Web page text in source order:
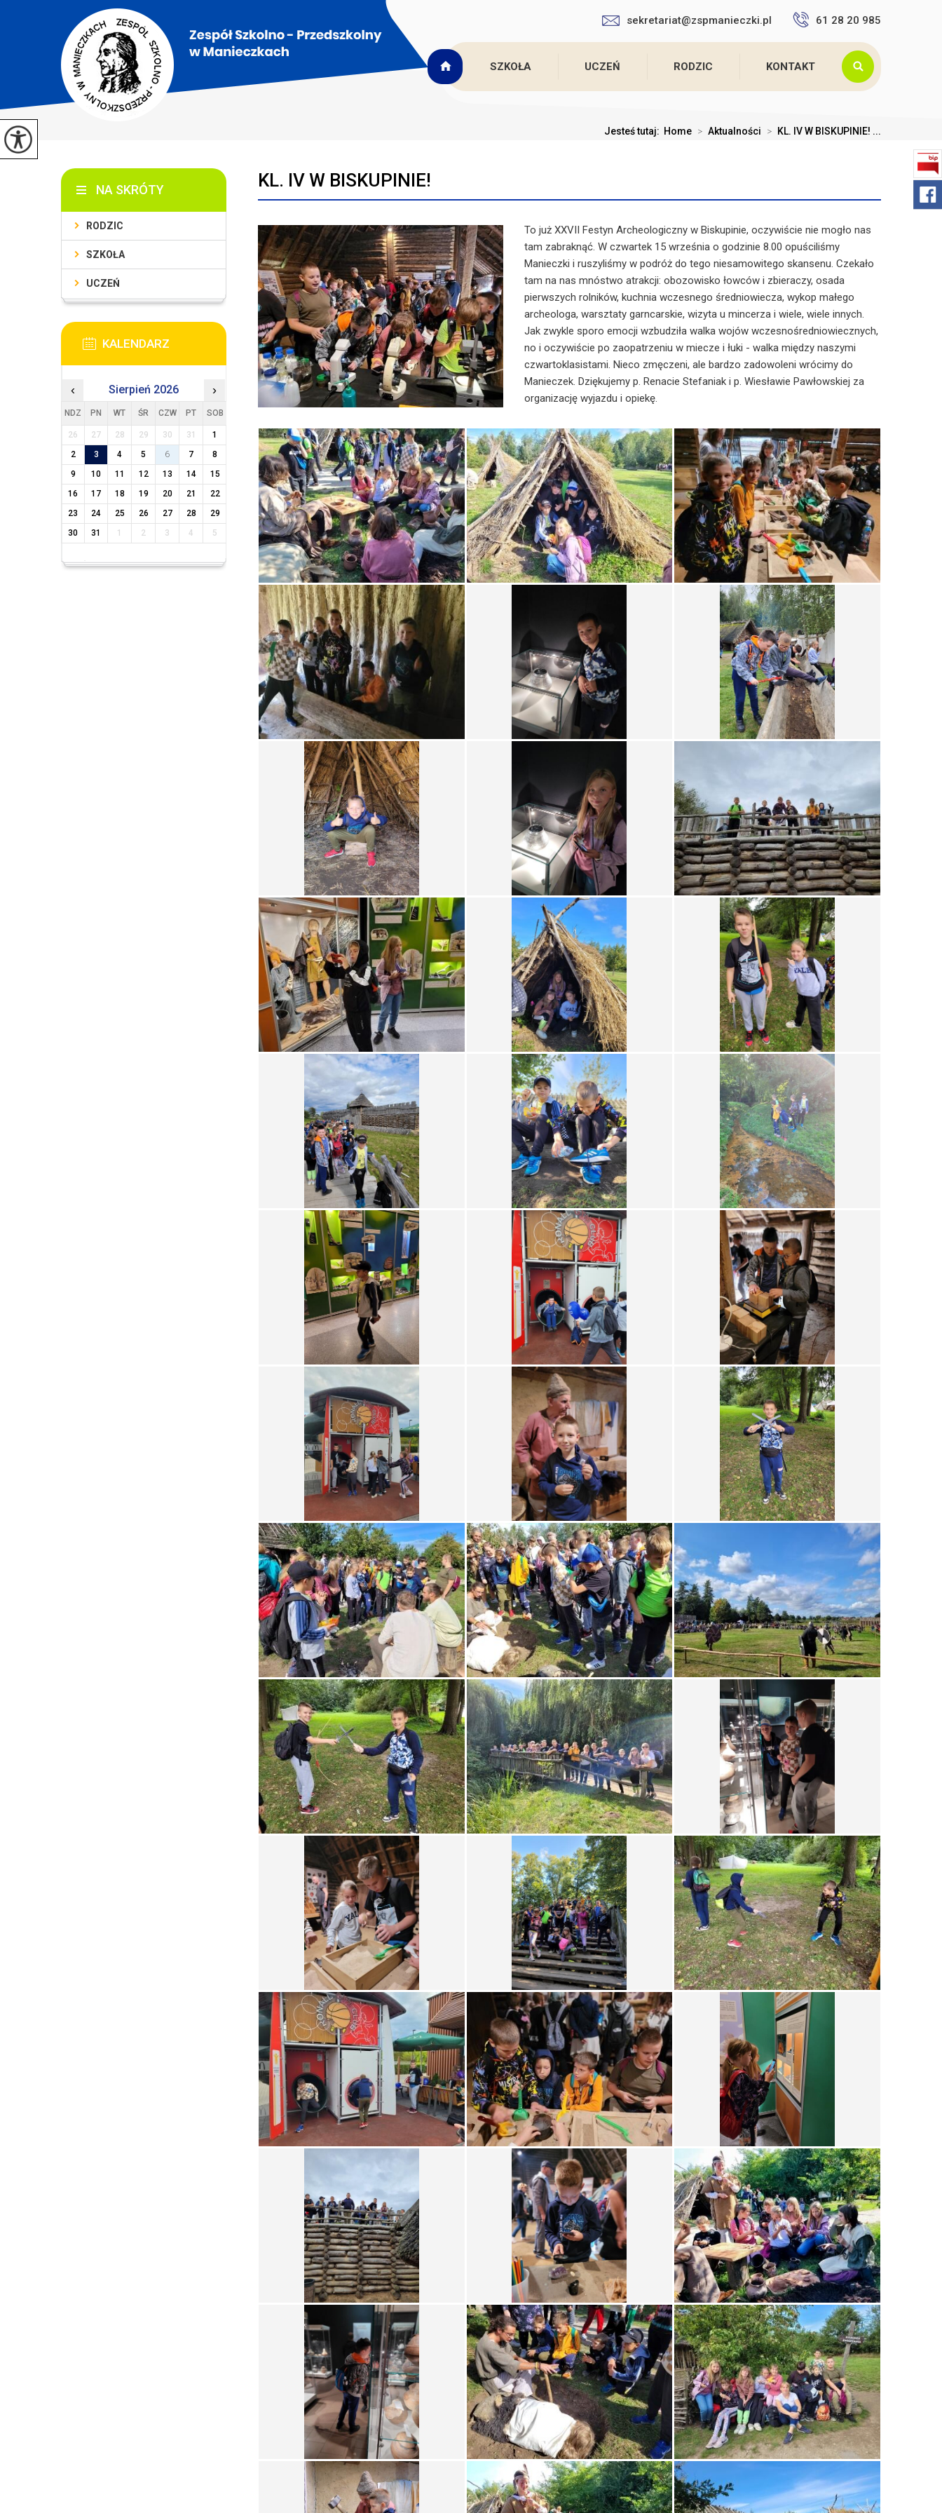
sekretariat@zspmanieczki.pl 61 28 20 985
SZKOŁA UCZEŃ RODZIC KONTAKT
Jesteś tutaj: Home > Aktualności > KL. IV W BISKUPINIE! ...
KL. IV W BISKUPINIE!
To już XXVII Festyn Archeologiczny w Biskupinie, oczywiście nie mogło nas
tam zabraknąć. W czwartek 15 września o godzinie 8.00 opuściliśmy
Manieczki i ruszyliśmy w podróż do tego niesamowitego skansenu. Czekało
tam na nas mnóstwo atrakcji: obozowisko łowców i zbieraczy, osada
pierwszych rolników, kuchnia wczesnego średniowiecza, wykop małego
archeologa, warsztaty garncarskie, wizyta u mincerza i wiele, wiele innych.
Jak zwykle sporo emocji wzbudziła walka wojów wczesnośredniowiecznych,
no i oczywiście po zaopatrzeniu w miecze i łuki - walka między naszymi
czwartoklasistami. Nieco zmęczeni, ale bardzo zadowoleni wrócimy do
Manieczek. Dziękujemy p. Renacie Stefaniak i p. Wiesławie Pawłowskiej za
organizację wyjazdu i opiekę.
NA SKRÓTY
RODZIC
SZKOŁA
UCZEŃ
KALENDARZ
‹ Sierpień 2026 ›
NDZ PN WT ŚR CZW PT SOB
26 27 28 29 30 31
1
2
3 4 5 6 7
8
9
10 11 12 13 14
15
16
17 18 19 20 21
22
23
24 25 26 27 28
29
30
31 1 2 3 4 5